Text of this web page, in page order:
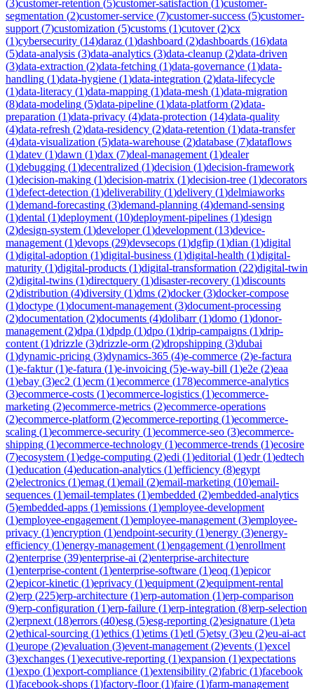
(3)customer-retention (5)customer-satisfaction (1)customer-
segmentation (2)customer-service (7)customer-success (5)customer-
support (7)customization (5)customs (1)cutover(2)cx
(1)cybersecurity (14)daraz (1)dashboard (2)dashboards (16)data
(5)data-analysis (3)data-analytics (3)data-cleanup (2)data-driven
(3)data-extraction (2)data-fetching (1)data-governance (1)data-
handling (1)data-hygiene (1)data-integration (2)data-lifecycle
(1)data-literacy (1)data-mapping (1)data-mesh (1)data-migration
(8)data-modeling (5)data-pipeline (1)data-platform (2)data-
preparation (1)data-privacy (4)data-protection (14)data-quality
(4)data-refresh (2)data-residency (2)data-retention (1)data-transfer
(4)data-visualization (5)data-warehouse (2)database (7)dataflows
(1)datev (1)dawn (1)dax (7)deal-management (1)dealer
(1)debugging (1)decentralized (1)decision (1)decision-framework
(1)decision-making (1)decision-matrix (1)decision-tree (1)decorators
(1)defect-detection (1)deliverability (1)delivery (1)delmiaworks
(1)demand-forecasting (3)demand-planning (4)demand-sensing
(1)dental (1)deployment (10)deployment-pipelines (1)design
(2)design-system (1)developer(1)development (13)device-
management (1)devops (29)devsecops (1)dgfip (1)dian (1)digital
(1)digital-adoption (1)digital-business (1)digital-health (1)digital-
maturity (1)digital-products (1)digital-transformation (22)digital-twin
(2)digital-twins (1)directquery (1)disaster-recovery (1)discounts
(2)distribution (4)diversity (1)dms (2)docker(3)docker-compose
(1)doctype (1)document-management (3)document-processing
(2)documentation (2)documents (4)dolibarr(1)domo (1)donor-
management (2)dpa (1)dpdp (1)dpo (1)drip-campaigns (1)drip-
content (1)drizzle (3)drizzle-orm (2)dropshipping (3)dubai
(1)dynamic-pricing (3)dynamics-365 (4)e-commerce (2)e-factura
(1)e-faktur(1)e-fatura (1)e-invoicing (5)e-way-bill (1)e2e (2)eaa
(1)ebay (3)ec2 (1)ecm (1)ecommerce (178)ecommerce-analytics
(3)ecommerce-costs (1)ecommerce-logistics (1)ecommerce-
marketing (2)ecommerce-metrics (2)ecommerce-operations
(2)ecommerce-platform (2)ecommerce-reporting (1)ecommerce-
scaling (1)ecommerce-security (1)ecommerce-seo (3)ecommerce-
shipping (1)ecommerce-technology (1)ecommerce-trends (1)ecosire
(7)ecosystem (1)edge-computing (2)edi (1)editorial (1)edr(1)edtech
(1)education (4)education-analytics (1)efficiency (8)egypt
(2)electronics (1)emag (1)email (2)email-marketing (10)email-
sequences (1)email-templates (1)embedded (2)embedded-analytics
(5)embedded-apps (1)emissions (1)employee-development
(1)employee-engagement (1)employee-management (3)employee-
privacy (1)encryption (1)endpoint-security (1)energy (3)energy-
efficiency (1)energy-management (1)engagement (1)enrollment
(2)enterprise (39)enterprise-ai (2)enterprise-architecture
(1)enterprise-content (1)enterprise-software (1)eoq (1)epicor
(2)epicor-kinetic (1)eprivacy (1)equipment (2)equipment-rental
(2)erp (225)erp-architecture (1)erp-automation (1)erp-comparison
(9)erp-configuration (1)erp-failure (1)erp-integration (8)erp-selection
(2)erpnext (18)errors (40)esg (5)esg-reporting (2)esignature (1)eta
(2)ethical-sourcing (1)ethics (1)etims (1)etl (5)etsy (3)eu (2)eu-ai-act
(1)europe (2)evaluation (3)event-management (2)events (1)excel
(3)exchanges (1)executive-reporting (1)expansion (1)expectations
(1)expo (1)export-compliance (1)extensibility (2)fabric (1)facebook
(1)facebook-shops (1)factory-floor(1)faire (1)farm-management